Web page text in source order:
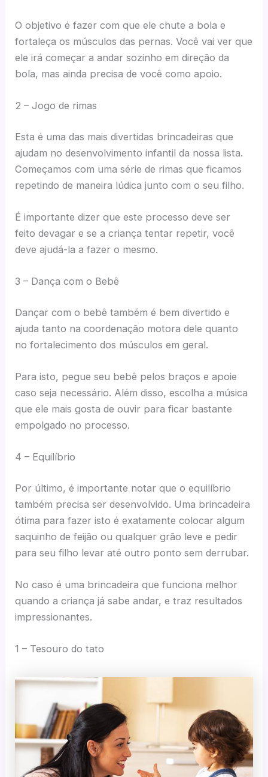
O objetivo é fazer com que ele chute a bola e
fortaleça os músculos das pernas. Você vai ver que
ele irá começar a andar sozinho em direção da
bola, mas ainda precisa de você como apoio.
2 – Jogo de rimas
Esta é uma das mais divertidas brincadeiras que
ajudam no desenvolvimento infantil da nossa lista.
Começamos com uma série de rimas que ficamos
repetindo de maneira lúdica junto com o seu filho.
É importante dizer que este processo deve ser
feito devagar e se a criança tentar repetir, você
deve ajudá-la a fazer o mesmo.
3 – Dança com o Bebê
Dançar com o bebê também é bem divertido e
ajuda tanto na coordenação motora dele quanto
no fortalecimento dos músculos em geral.
Para isto, pegue seu bebê pelos braços e apoie
caso seja necessário. Além disso, escolha a música
que ele mais gosta de ouvir para ficar bastante
empolgado no processo.
4 – Equilíbrio
Por último, é importante notar que o equilíbrio
também precisa ser desenvolvido. Uma brincadeira
ótima para fazer isto é exatamente colocar algum
saquinho de feijão ou qualquer grão leve e pedir
para seu filho levar até outro ponto sem derrubar.
No caso é uma brincadeira que funciona melhor
quando a criança já sabe andar, e traz resultados
impressionantes.
1 – Tesouro do tato